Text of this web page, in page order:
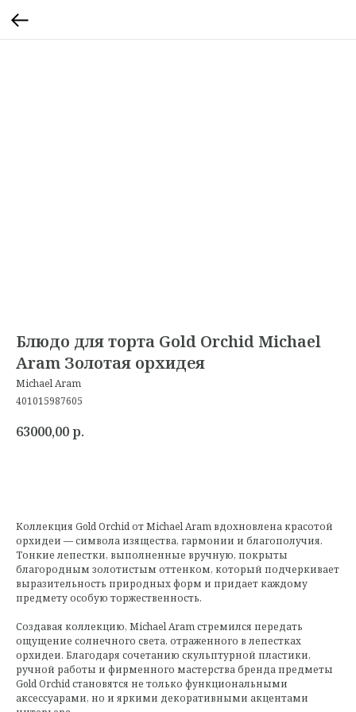
Блюдо для торта Gold Orchid Michael
Aram Золотая орхидея
Michael Aram
401015987605
63000,00р.
Коллекция Gold Orchid от Michael Aram вдохновлена красотой
орхидеи — символа изящества, гармонии и благополучия.
Тонкие лепестки, выполненные вручную, покрыты
благородным золотистым оттенком, который подчеркивает
выразительность природных форм и придает каждому
предмету особую торжественность.
Создавая коллекцию, Michael Aram стремился передать
ощущение солнечного света, отраженного в лепестках
орхидеи. Благодаря сочетанию скульптурной пластики,
ручной работы и фирменного мастерства бренда предметы
Gold Orchid становятся не только функциональными
аксессуарами, но и яркими декоративными акцентами